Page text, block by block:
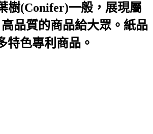
樹(Conifer)一般，展現屬
品質的商品給大眾。紙品
特色專利商品。